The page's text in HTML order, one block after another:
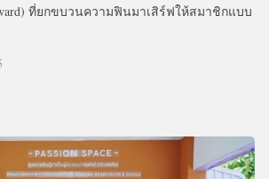
ที่ยกขบวนความฟินมาเสิร์ฟให้สมาชิกแบบ